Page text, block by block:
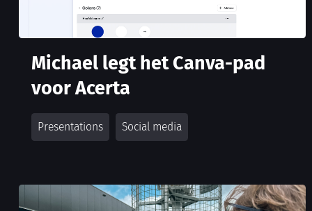
Michael legt het Canva-pad
voor Acerta
Presentations Social media